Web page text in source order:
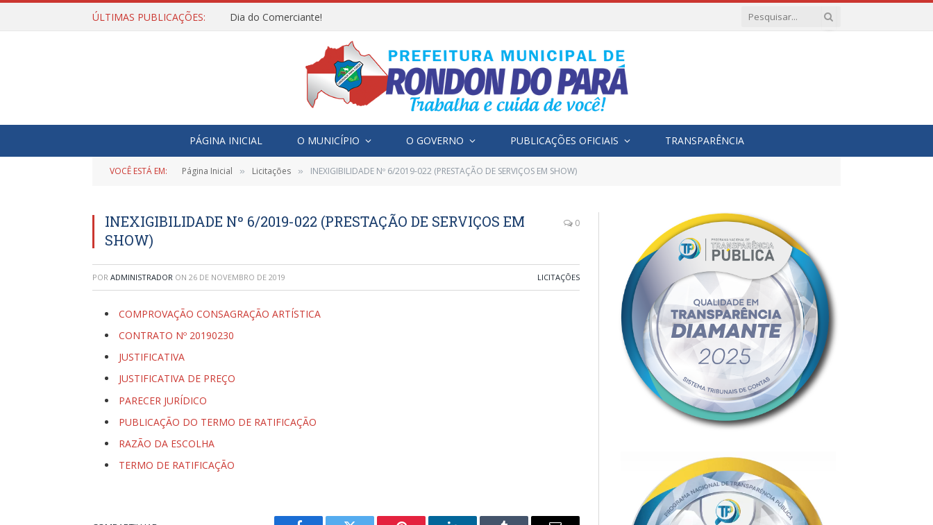
ÚLTIMAS PUBLICAÇÕES: Dia do Comerciante!
PÁGINA INICIAL O MUNICÍPIO O GOVERNO PUBLICAÇÕES OFICIAIS TRANSPARÊNCIA
VOCÊ ESTÁ EM: Página Inicial » Licitações » INEXIGIBILIDADE Nº 6/2019-022 (PRESTAÇÃO DE SERVIÇOS EM SHOW)
INEXIGIBILIDADE Nº 6/2019-022 (PRESTAÇÃO DE SERVIÇOS EM
SHOW)
0
POR ADMINISTRADOR ON 26 DE NOVEMBRO DE 2019 LICITAÇÕES
COMPROVAÇÃO CONSAGRAÇÃO ARTÍSTICA
CONTRATO Nº 20190230
JUSTIFICATIVA
JUSTIFICATIVA DE PREÇO
PARECER JURÍDICO
PUBLICAÇÃO DO TERMO DE RATIFICAÇÃO
RAZÃO DA ESCOLHA
TERMO DE RATIFICAÇÃO